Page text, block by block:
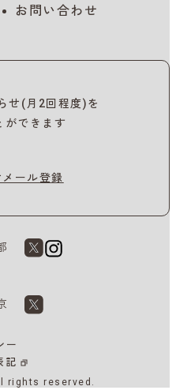
お問い合わせ
せ(月2回程度)を
ができます
ール登録
ー
記
rights reserved.